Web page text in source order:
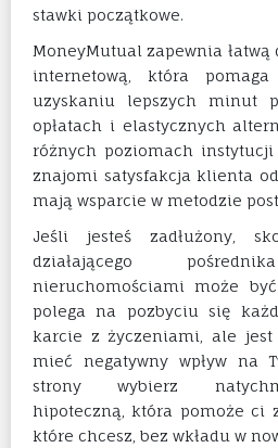
stawki początkowe.
MoneyMutual zapewnia
internetową, która
uzyskaniu lepszych minut
opłatach i elastycznych
różnych poziomach instytucji
znajomi satysfakcja klienta
mają wsparcie w metodzie
Jeśli jesteś zadłużony,
działającego
nieruchomościami może
polega na pozbyciu się
karcie z życzeniami, ale
mieć negatywny wpływ na
strony wybierz
hipoteczną, która pomoże ci
które chcesz, bez wkładu w